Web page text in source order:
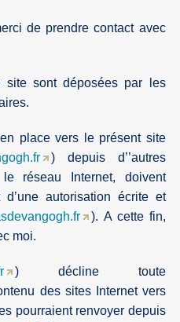
de prendre contact avec
site sont déposées par les
place vers le présent site
) depuis d’’autres
réseau Internet, doivent
d’une autorisation écrite et
). A cette fin,
moi.
) décline toute
des sites Internet vers
pourraient renvoyer depuis